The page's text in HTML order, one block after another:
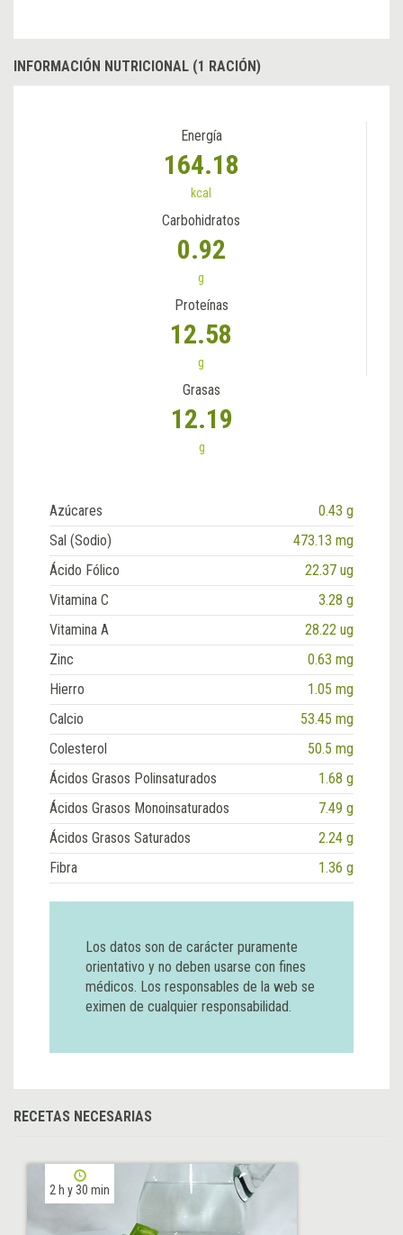
INFORMACIÓN NUTRICIONAL (1 RACIÓN)
Energía
164.18
kcal
Carbohidratos
0.92
g
Proteínas
12.58
g
Grasas
12.19
g
Azúcares
0.43 g
Sal (Sodio)
473.13 mg
Ácido Fólico
22.37 ug
Vitamina C
3.28 g
Vitamina A
28.22 ug
Zinc
0.63 mg
Hierro
1.05 mg
Calcio
53.45 mg
Colesterol
50.5 mg
Ácidos Grasos Polinsaturados
1.68 g
Ácidos Grasos Monoinsaturados
7.49 g
Ácidos Grasos Saturados
2.24 g
Fibra
1.36 g
Los datos son de carácter puramente
orientativo y no deben usarse con fines
médicos. Los responsables de la web se
eximen de cualquier responsabilidad.
RECETAS NECESARIAS
2 h y 30 min